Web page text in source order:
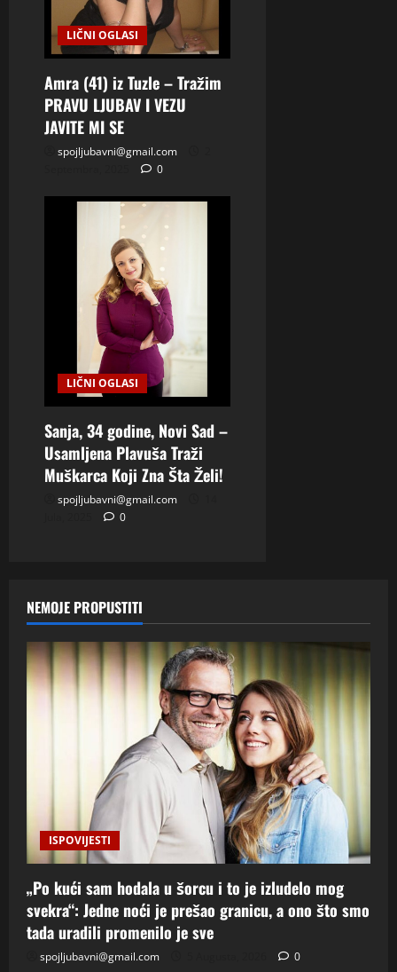
LIČNI OGLASI
Amra (41) iz Tuzle – Tražim
PRAVU LJUBAV I VEZU
JAVITE MI SE
spojljubavni@gmail.com
0
LIČNI OGLASI
Sanja, 34 godine, Novi Sad –
Usamljena Plavuša Traži
Muškarca Koji Zna Šta Želi!
spojljubavni@gmail.com
0
NEMOJE PROPUSTITI
ISPOVIJESTI
„Po kući sam hodala u šorcu i to je izludelo mog
svekra“: Jedne noći je prešao granicu, a ono što smo
tada uradili promenilo je sve
spojljubavni@gmail.com 0